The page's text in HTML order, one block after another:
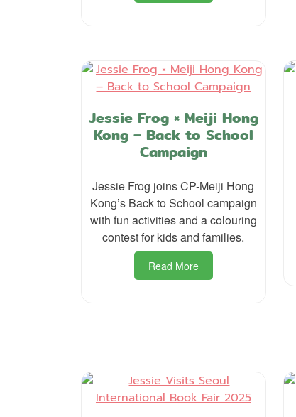
Jessie Frog × Meiji Hong
Kong – Back to School
Campaign
Jessie Frog joins CP-Meiji Hong
Kong’s Back to School campaign
with fun activities and a colouring
contest for kids and families.
Read More